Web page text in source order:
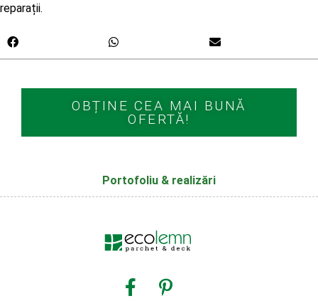
reparații.
OBȚINE CEA MAI BUNĂ
OFERTĂ!
Portofoliu & realizări